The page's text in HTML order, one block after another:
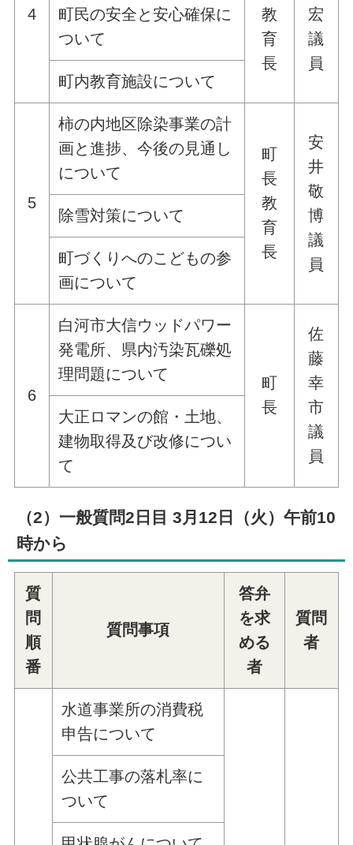
4
教
育
長
宏
議
員
町民の安全と安心確保に
ついて
町内教育施設について
5
柿の内地区除染事業の計
画と進捗、今後の見通し
について
町
長
教
育
長
安
井
敬
博
議
員
除雪対策について
町づくりへのこどもの参
画について
6
白河市大信ウッドパワー
発電所、県内汚染瓦礫処
理問題について
町
長
佐
藤
幸
市
議
員
大正ロマンの館・土地、
建物取得及び改修につい
て
（2）一般質問2日目 3月12日（火）午前10
時から
質
問
順
番
質問事項
答弁
を求
める
者
質問
者
水道事業所の消費税
申告について
公共工事の落札率に
ついて